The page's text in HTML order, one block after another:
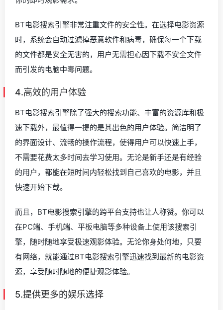
BT电影搜索引擎非常注重文件的安全性。在选择电影资源
时，系统会自动过滤掉恶意软件和病毒，确保每一个下载
的文件都是安全无害的，用户无需担心因下载不安全文件
而引发的电脑中毒问题。
4.高效的用户体验
BT电影搜索引擎除了强大的搜索功能、丰富的资源库和极
速下载外，最值得一提的是其出色的用户体验。简洁明了
的界面设计、流畅的操作流程，使得用户可以快速上手，
不需要花费太多时间去学习使用。无论是新手还是有经验
的用户，都能在短时间内轻松找到自己喜欢的电影，并且
快速开始下载。
而且，BT电影搜索引擎的跨平台支持也让人称赞。你可以
在PC端、手机端、平板电脑等多种设备上使用该搜索引
擎，随时随地享受极速观影体验。无论你身处何地，只要
有网络，就能通过BT电影搜索引擎迅速找到最新的电影资
源，享受随时随地的便捷观影体验。
5.提供更多的娱乐选择